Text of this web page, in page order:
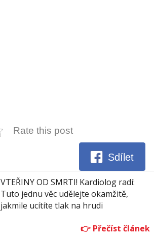
Rate this post
Sdílet
VTEŘINY OD SMRTI! Kardiolog radí:
Tuto jednu věc udělejte okamžitě,
jakmile ucítíte tlak na hrudi